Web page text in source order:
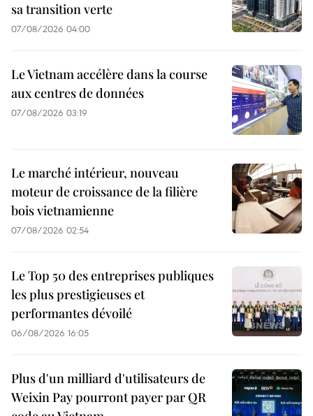
sa transition verte
07/08/2026 04:00
Le Vietnam accélère dans la course
aux centres de données
07/08/2026 03:19
Le marché intérieur, nouveau
moteur de croissance de la filière
bois vietnamienne
07/08/2026 02:54
Le Top 50 des entreprises publiques
les plus prestigieuses et
performantes dévoilé
06/08/2026 16:05
Plus d'un milliard d'utilisateurs de
Weixin Pay pourront payer par QR